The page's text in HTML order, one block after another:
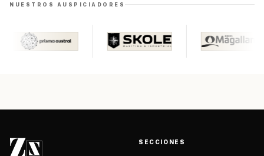
NUESTROS AUSPICIADORES
SECCIONES